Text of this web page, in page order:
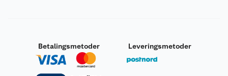
Betalingsmetoder Leveringsmetoder